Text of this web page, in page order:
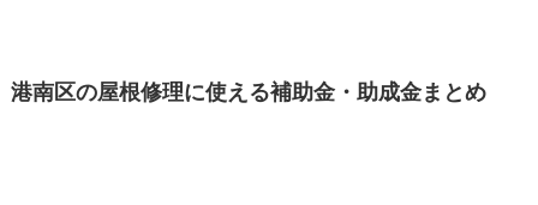
港南区の屋根修理に使える補助金・助成金まとめ